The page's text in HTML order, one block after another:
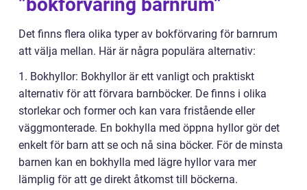
Det finns flera olika typer av bokförvaring för barnrum
att välja mellan. Här är några populära alternativ:
1. Bokhyllor: Bokhyllor är ett vanligt och praktiskt
alternativ för att förvara barnböcker. De finns i olika
storlekar och former och kan vara fristående eller
väggmonterade. En bokhylla med öppna hyllor gör det
enkelt för barn att se och nå sina böcker. För de minsta
barnen kan en bokhylla med lägre hyllor vara mer
lämplig för att ge direkt åtkomst till böckerna.